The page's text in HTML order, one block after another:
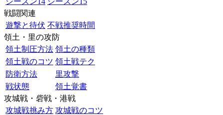
戦闘関連
遊撃と待伏 不戦推奨時間
領土・里の攻防
領土制圧方法 領土の種類
領土戦のコツ 領土戦テク
防衛方法
里攻撃
戦状態
領土覚書
攻城戦・砦戦・港戦
攻城戦挑み方 攻城戦のコツ